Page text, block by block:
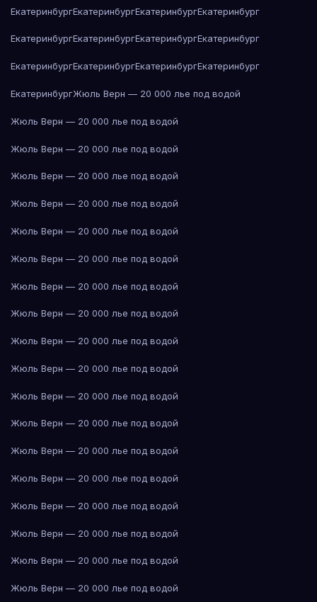
ЕкатеринбургЕкатеринбургЕкатеринбургЕкатеринбург
ЕкатеринбургЕкатеринбургЕкатеринбургЕкатеринбург
ЕкатеринбургЕкатеринбургЕкатеринбургЕкатеринбург
ЕкатеринбургЖюль Верн — 20 000 лье под водой
Жюль Верн — 20 000 лье под водой
Жюль Верн — 20 000 лье под водой
Жюль Верн — 20 000 лье под водой
Жюль Верн — 20 000 лье под водой
Жюль Верн — 20 000 лье под водой
Жюль Верн — 20 000 лье под водой
Жюль Верн — 20 000 лье под водой
Жюль Верн — 20 000 лье под водой
Жюль Верн — 20 000 лье под водой
Жюль Верн — 20 000 лье под водой
Жюль Верн — 20 000 лье под водой
Жюль Верн — 20 000 лье под водой
Жюль Верн — 20 000 лье под водой
Жюль Верн — 20 000 лье под водой
Жюль Верн — 20 000 лье под водой
Жюль Верн — 20 000 лье под водой
Жюль Верн — 20 000 лье под водой
Жюль Верн — 20 000 лье под водой